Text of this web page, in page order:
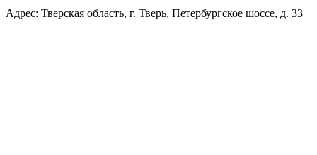
Адрес: Тверская область, г. Тверь, Петербургское шоссе, д. 33